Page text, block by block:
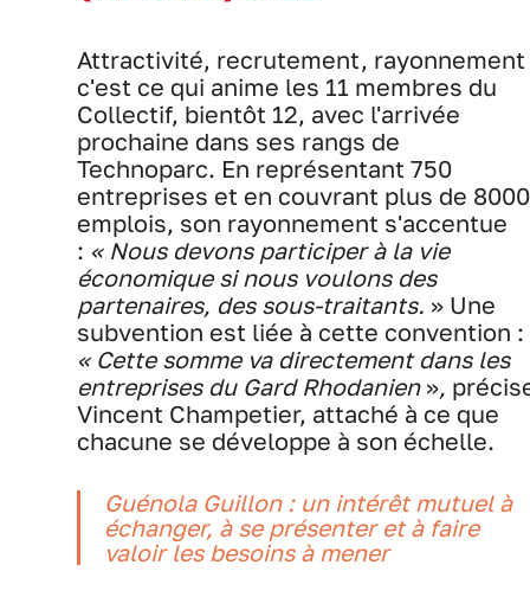
Attractivité, recrutement, rayonnement
c'est ce qui anime les 11 membres du
Collectif, bientôt 12, avec l'arrivée
prochaine dans ses rangs de
Technoparc. En représentant 750
entreprises et en couvrant plus de 8000
emplois, son rayonnement s'accentue
: « Nous devons participer à la vie
économique si nous voulons des
partenaires, des sous-traitants. » Une
subvention est liée à cette convention :
« Cette somme va directement dans les
entreprises du Gard Rhodanien »,
Vincent Champetier, attaché à ce que
chacune se développe à son échelle.
Guénola Guillon : un intérêt mutuel à
échanger, à se présenter et à faire
valoir les besoins à mener